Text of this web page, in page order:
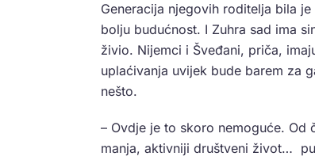
Generacija njegovih roditelja bila
bolju budućnost. I Zuhra sad ima
živio. Nijemci i Šveđani, priča,
uplaćivanja uvijek bude barem za
nešto.
– Ovdje je to skoro nemoguće. Od
manja, aktivniji društveni život…